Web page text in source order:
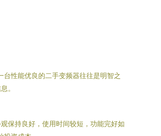
性能优良的二手变频器往往是明智之
。
保持良好，使用时间较短，功能完好如